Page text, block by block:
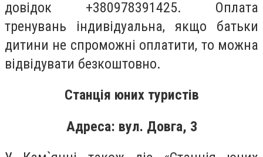
довідок +380978391425. Оплата
тренувань індивідуальна, якщо батьки
дитини не спроможні оплатити, то можна
відвідувати безкоштовно.
Станція юних туристів
Адреса: вул. Довга, 3